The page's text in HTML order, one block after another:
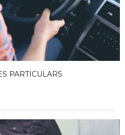
PARTICULARS